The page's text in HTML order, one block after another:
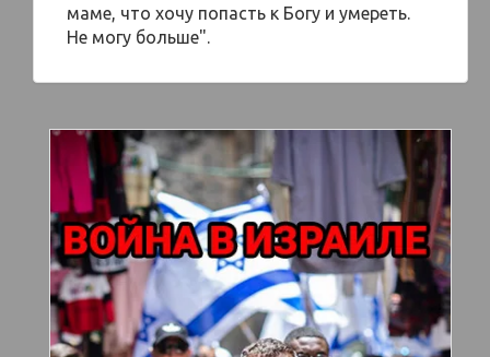
маме, что хочу попасть к Богу и умереть.
Не могу больше".